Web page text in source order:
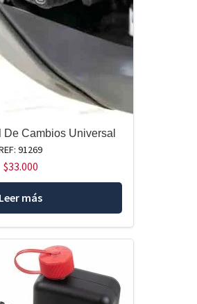
De Cambios Universal
91269
$33.000
Leer más